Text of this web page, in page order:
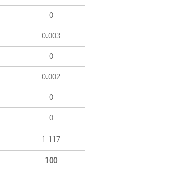
0
0.003
0
0.002
0
0
1.117
100